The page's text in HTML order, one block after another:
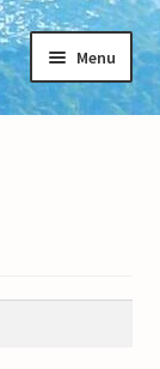
Menu